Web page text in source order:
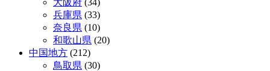
兵庫県 (33)
奈良県 (10)
和歌山県 (20)
中国地方 (212)
鳥取県 (30)